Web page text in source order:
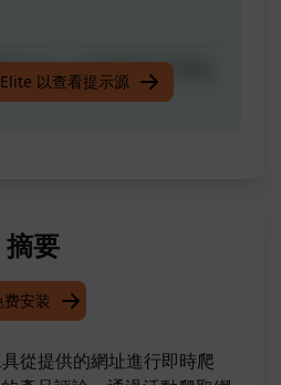
方式，为您撰写SEO优化
以查看提示源
摘要
费安装
從提供的網址進行即時爬